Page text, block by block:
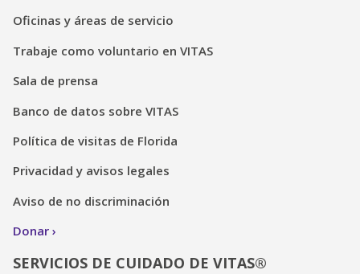
Oficinas y áreas de servicio
Trabaje como voluntario en VITAS
Sala de prensa
Banco de datos sobre VITAS
Política de visitas de Florida
Privacidad y avisos legales
Aviso de no discriminación
Donar
SERVICIOS DE CUIDADO DE VITAS®